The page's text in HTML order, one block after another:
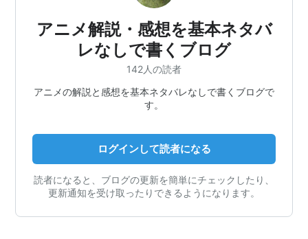
アニメ解説・感想を基本ネタバ
レなしで書くブログ
142人の読者
アニメの解説と感想を基本ネタバレなしで書くブログで
す。
ログインして読者になる
読者になると、ブログの更新を簡単にチェックしたり、
更新通知を受け取ったりできるようになります。